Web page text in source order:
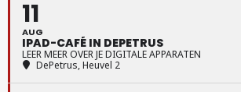
11
AUG
IPAD-CAFÉ IN DEPETRUS
LEER MEER OVER JE DIGITALE APPARATEN
DePetrus, Heuvel 2